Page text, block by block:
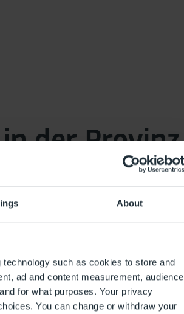
About
such as cookies to store and
ad and content measurement, audience
for what purposes. Your privacy
You can change or withdraw your
der Provinz